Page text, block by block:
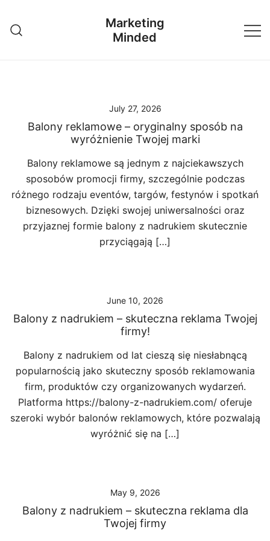
content
Marketing
Minded
July 27, 2026
Balony reklamowe – oryginalny sposób na
wyróżnienie Twojej marki
Balony reklamowe są jednym z najciekawszych
sposobów promocji firmy, szczególnie podczas
różnego rodzaju eventów, targów, festynów i spotkań
biznesowych. Dzięki swojej uniwersalności oraz
przyjaznej formie balony z nadrukiem skutecznie
przyciągają […]
June 10, 2026
Balony z nadrukiem – skuteczna reklama Twojej
firmy!
Balony z nadrukiem od lat cieszą się niesłabnącą
popularnością jako skuteczny sposób reklamowania
firm, produktów czy organizowanych wydarzeń.
Platforma https://balony-z-nadrukiem.com/ oferuje
szeroki wybór balonów reklamowych, które pozwalają
wyróżnić się na […]
May 9, 2026
Balony z nadrukiem – skuteczna reklama dla
Twojej firmy